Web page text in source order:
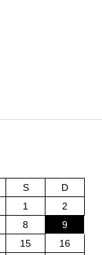
S
D
1
2
8
9
15
16